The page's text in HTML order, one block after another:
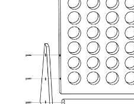
Experimente
Joc imaginativ
Jucării interactive
Lumini si culori